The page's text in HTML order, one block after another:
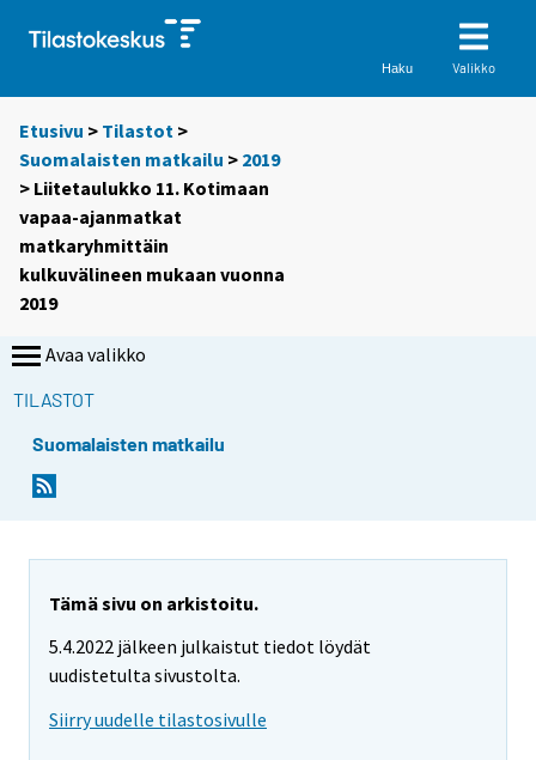
Haku Valikko
Etusivu > Tilastot >
Suomalaisten matkailu > 2019
> Liitetaulukko 11. Kotimaan
vapaa-ajanmatkat
matkaryhmittäin
kulkuvälineen mukaan vuonna
2019
Avaa valikko
TILASTOT
Suomalaisten matkailu
Tämä sivu on arkistoitu.
5.4.2022 jälkeen julkaistut tiedot löydät
uudistetulta sivustolta.
Siirry uudelle tilastosivulle